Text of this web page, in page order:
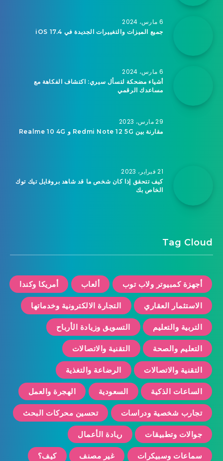
6 مارس، 2024
جميع الميزات والتغييرات الجديدة في iOS 17.4
6 مارس، 2024
أشياء مضحكة لتسأل سيري: اكتشاف الفكاهة مع
مساعدك الرقمي
29 مارس، 2023
مقارنة بين Redmi Note 12 5G و Realme 10 4G
21 فبراير، 2023
كيف تتحقق إذا كان شخص ما قد شاهد بروفايل تيك توك
الخاص بك
Tag Cloud
أجهزة كمبيوتر ولاب توب ألعاب أمريكا وكندا
الاستثمار العقاري التجارة الالكترونية وخدماتها
التربية والتعليم التسويق وزيادة الأرباح
التعليم والصحة التقنية والاتصالات
التقنية والاتصالات الرضاعة والتغذية
الساعات الذكية السعودية الهجرة والعمل
تجارب شخصية ودراسات تحسين محركات البحث
جوالات وتطبيقات ريادة الأعمال
سماعات وسبيكرات غير مصنف كيف؟